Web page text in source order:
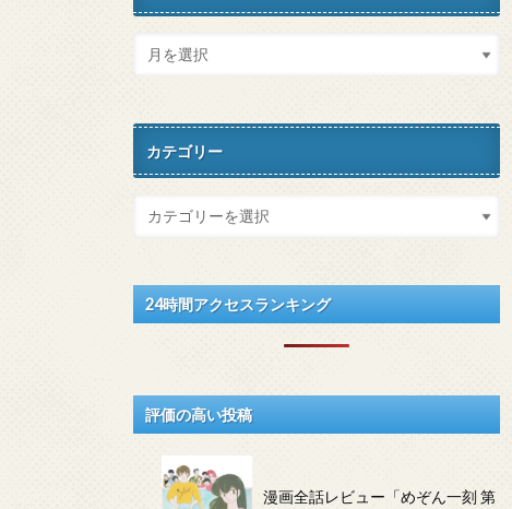
カテゴリー
24時間アクセスランキング
評価の高い投稿
漫画全話レビュー「めぞん一刻 第